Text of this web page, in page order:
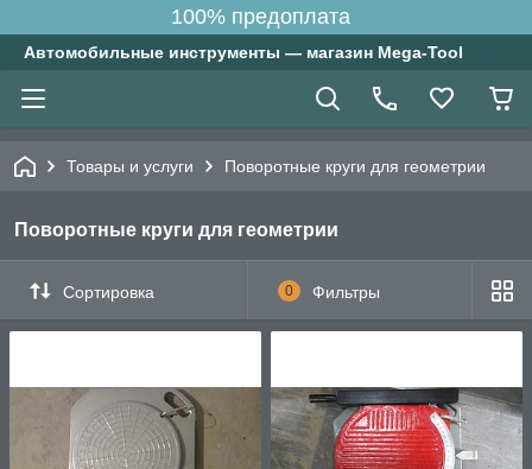
100% предоплата
Автомобильные инструменты — магазин Mega-Tool
Товары и услуги Поворотные круги для геометрии
Поворотные круги для геометрии
Сортировка 0 Фильтры